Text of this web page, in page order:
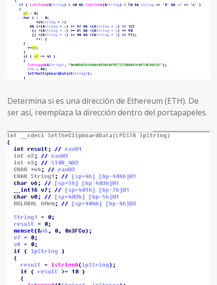
Determina si es una dirección de Ethereum (ETH). De
ser así, reemplaza la dirección dentro del portapapeles.